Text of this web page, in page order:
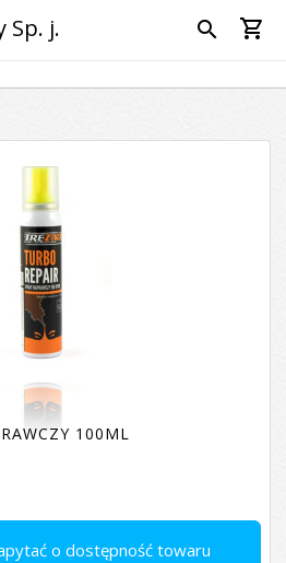
Sp. j. search shopping_cart
o dostępność towaru
100ML